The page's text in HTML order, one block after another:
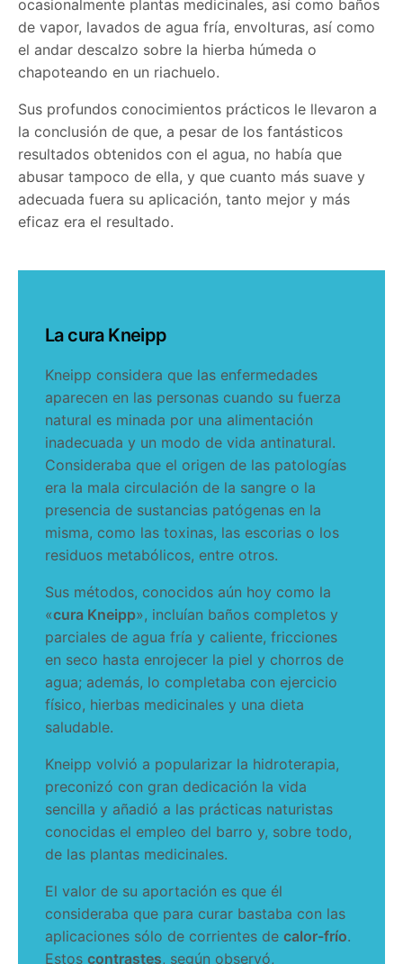
ocasionalmente plantas medicinales, así como baños
de vapor, lavados de agua fría, envolturas, así como
el andar descalzo sobre la hierba húmeda o
chapoteando en un riachuelo.
Sus profundos conocimientos prácticos le llevaron a
la conclusión de que, a pesar de los fantásticos
resultados obtenidos con el agua, no había que
abusar tampoco de ella, y que cuanto más suave y
adecuada fuera su aplicación, tanto mejor y más
eficaz era el resultado.
La cura Kneipp
Kneipp considera que las enfermedades
aparecen en las personas cuando su fuerza
natural es minada por una alimentación
inadecuada y un modo de vida antinatural.
Consideraba que el origen de las patologías
era la mala circulación de la sangre o la
presencia de sustancias patógenas en la
misma, como las toxinas, las escorias o los
residuos metabólicos, entre otros.
Sus métodos, conocidos aún hoy como la
«cura Kneipp», incluían baños completos y
parciales de agua fría y caliente, fricciones
en seco hasta enrojecer la piel y chorros de
agua; además, lo completaba con ejercicio
físico, hierbas medicinales y una dieta
saludable.
Kneipp volvió a popularizar la hidroterapia,
preconizó con gran dedicación la vida
sencilla y añadió a las prácticas naturistas
conocidas el empleo del barro y, sobre todo,
de las plantas medicinales.
El valor de su aportación es que él
consideraba que para curar bastaba con las
aplicaciones sólo de corrientes decalor-frío.
Estoscontrastes, según observó,